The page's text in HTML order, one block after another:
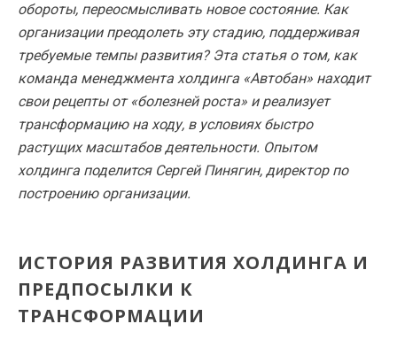
обороты, переосмысливать новое состояние. Как
организации преодолеть эту стадию, поддерживая
требуемые темпы развития? Эта статья о том, как
команда менеджмента холдинга «Автобан» находит
свои рецепты от «болезней роста» и реализует
трансформацию на ходу, в условиях быстро
растущих масштабов деятельности. Опытом
холдинга поделится Сергей Пинягин, директор по
построению организации.
ИСТОРИЯ РАЗВИТИЯ ХОЛДИНГА И
ПРЕДПОСЫЛКИ К
ТРАНСФОРМАЦИИ